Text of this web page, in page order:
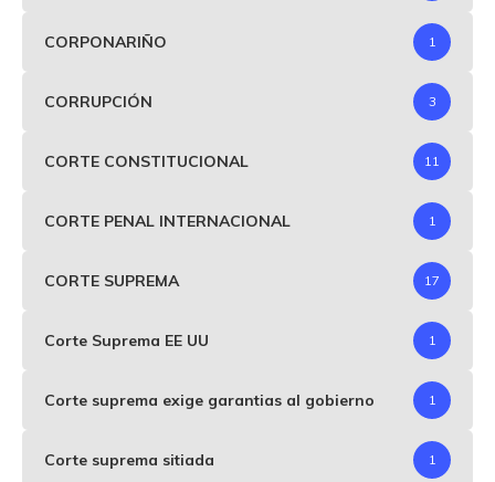
CORPONARIÑO 1
CORRUPCIÓN 3
CORTE CONSTITUCIONAL 11
CORTE PENAL INTERNACIONAL 1
CORTE SUPREMA 17
Corte Suprema EE UU 1
Corte suprema exige garantias al gobierno 1
Corte suprema sitiada 1